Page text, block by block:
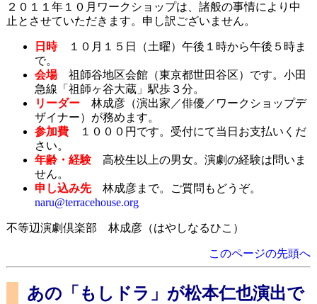
２０１１年１０月ワークショップは、諸般の事情により中
止とさせていただきます。申し訳ございません。
日時１０月１５日（土曜）午後１時から午後５時ま
で。
会場祖師谷地区会館（東京都世田谷区）です。小田
急線「祖師ヶ谷大蔵」駅歩３分。
リーダー林成彦（演出家／俳優／ワークショップデ
ザイナー）が務めます。
参加費１０００円です。受付にて当日お支払いくだ
さい。
年齢・経験高校生以上の男女。演劇の経験は問いま
せん。
申し込み先林成彦まで。ご質問もどうぞ。
naru@terracehouse.org
不等辺演劇倶楽部 林成彦（はやしなるひこ）
このページの先頭へ
あの「もしドラ」が松本仁也演出で